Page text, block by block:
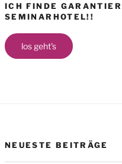
ICH FINDE
SEMINARHOTEL!!
los geht's
NEUESTE BEITRÄGE